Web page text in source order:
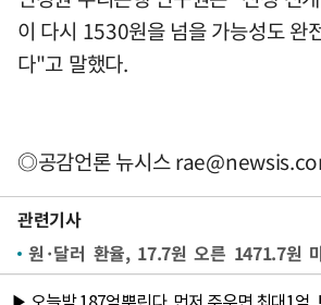
이 다시 1530원을 넘을 가능성도 완
다"고 말했다.
◎공감언론 뉴시스
관련기사
원·달러 환율, 17.7원 오른 1471.7원